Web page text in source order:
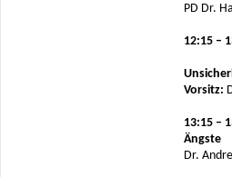
PD Dr.
12:15 –
Vorsitz:
13:15 –
Ängste
Dr.